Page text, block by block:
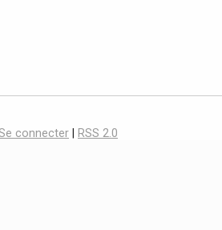
connecter RSS 2.0